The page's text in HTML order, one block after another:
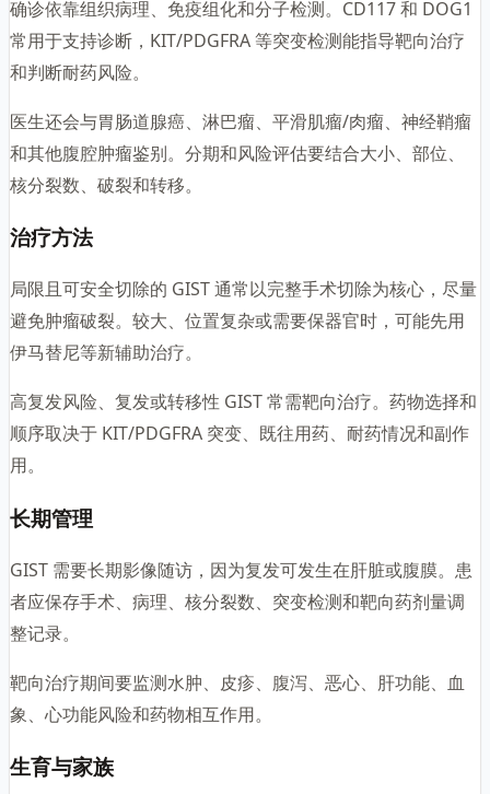
确诊依靠组织病理、免疫组化和分子检测。CD117 和 DOG1
常用于支持诊断，KIT/PDGFRA 等突变检测能指导靶向治疗
和判断耐药风险。
医生还会与胃肠道腺癌、淋巴瘤、平滑肌瘤/肉瘤、神经鞘瘤
和其他腹腔肿瘤鉴别。分期和风险评估要结合大小、部位、
核分裂数、破裂和转移。
治疗方法
局限且可安全切除的 GIST 通常以完整手术切除为核心，尽量
避免肿瘤破裂。较大、位置复杂或需要保器官时，可能先用
伊马替尼等新辅助治疗。
高复发风险、复发或转移性 GIST 常需靶向治疗。药物选择和
顺序取决于 KIT/PDGFRA 突变、既往用药、耐药情况和副作
用。
长期管理
GIST 需要长期影像随访，因为复发可发生在肝脏或腹膜。患
者应保存手术、病理、核分裂数、突变检测和靶向药剂量调
整记录。
靶向治疗期间要监测水肿、皮疹、腹泻、恶心、肝功能、血
象、心功能风险和药物相互作用。
生育与家族